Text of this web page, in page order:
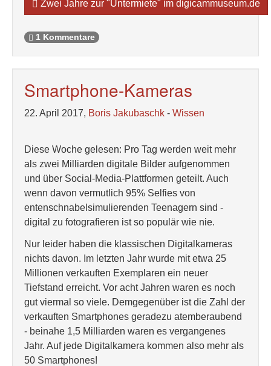
Zwei Jahre zur "Untermiete" im digicammuseum.de
1 Kommentare
Smartphone-Kameras
22. April 2017, Boris Jakubaschk - Wissen
Diese Woche gelesen: Pro Tag werden weit mehr
als zwei Milliarden digitale Bilder aufgenommen
und über Social-Media-Plattformen geteilt. Auch
wenn davon vermutlich 95% Selfies von
entenschnabelsimulierenden Teenagern sind -
digital zu fotografieren ist so populär wie nie.
Nur leider haben die klassischen Digitalkameras
nichts davon. Im letzten Jahr wurde mit etwa 25
Millionen verkauften Exemplaren ein neuer
Tiefstand erreicht. Vor acht Jahren waren es noch
gut viermal so viele. Demgegenüber ist die Zahl der
verkauften Smartphones geradezu atemberaubend
- beinahe 1,5 Milliarden waren es vergangenes
Jahr. Auf jede Digitalkamera kommen also mehr als
50 Smartphones!